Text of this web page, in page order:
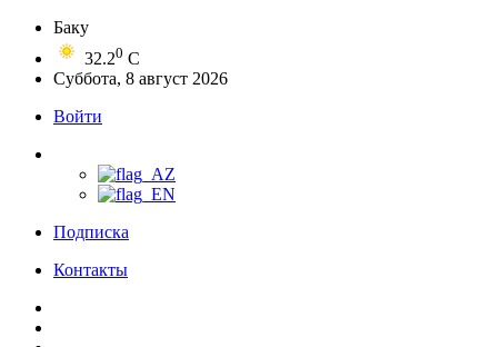
Баку
32.20 C
Суббота, 8 август 2026
Войти
Подписка
Контакты